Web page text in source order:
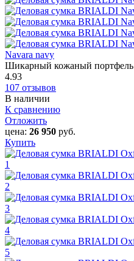
Navara navy
Шикарный кожаный портфель
4.93
107 отзывов
В наличии
К сравнению
Отложить
цена: 26 950 руб.
Купить